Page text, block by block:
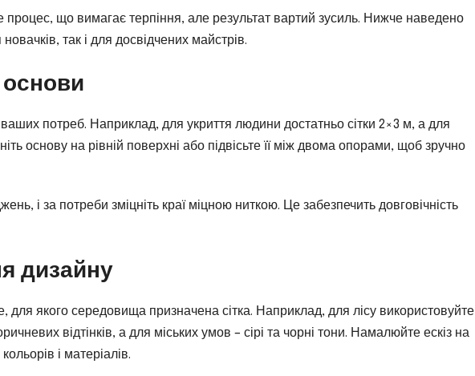
процес, що вимагає терпіння, але результат вартий зусиль. Нижче наведено
так і для досвідчених майстрів.
основи
ваших потреб. Наприклад, для укриття людини достатньо сітки 2×3 м, а для
основу на рівній поверхні або підвісьте її між двома опорами, щоб зручно
і за потреби зміцніть краї міцною ниткою. Це забезпечить довговічність
дизайну
для якого середовища призначена сітка. Наприклад, для лісу використовуйте
відтінків, а для міських умов – сірі та чорні тони. Намалюйте ескіз на
і матеріалів.